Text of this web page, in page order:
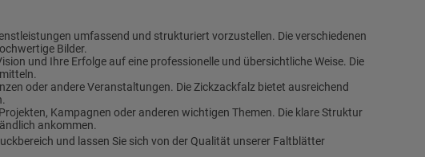
umfassend und strukturiert vorzustellen. Die verschiedenen
Bilder.
und Ihre Erfolge auf eine professionelle und übersichtliche Weise. Die
oder andere Veranstaltungen. Die Zickzackfalz bietet ausreichend
Kampagnen oder anderen wichtigen Themen. Die klare Struktur
ankommen.
und lassen Sie sich von der Qualität unserer Faltblätter